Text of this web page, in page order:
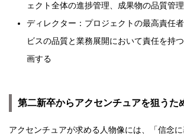
ェクト全体の進捗管理、成果物の品質管理
ディレクター：プロジェクトの最高責任
ビスの品質と業務展開において責任を持
画する
第二新卒からアクセンチュアを狙うた
アクセンチュアが求める人物像には、「信念に